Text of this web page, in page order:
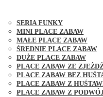
SERIA FUNKY
MINI PLACE ZABAW
MAŁE PLACE ZABAW
ŚREDNIE PLACE ZABAW
DUŻE PLACE ZABAW
PLACE ZABAW ZE
PLACE ZABAW BEZ
PLACE ZABAW Z
PLACE ZABAW Z